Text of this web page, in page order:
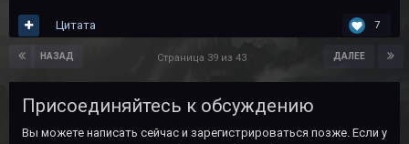
7
Цитата
НАЗАД ДАЛЕЕ
Страница 39 из 43
Присоединяйтесь к обсуждению
Вы можете написать сейчас и зарегистрироваться позже. Если у